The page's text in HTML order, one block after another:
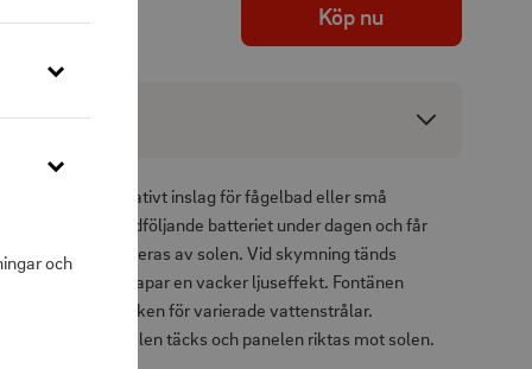
och
Köp nu
är ett dekorativt inslag för fågelbad eller små
laddar det medföljande batteriet under dagen och får
när pumpen aktiveras av solen. Vid skymning tänds
(RGB) och skapar en vacker ljuseffekt. Fontänen
munstycken för varierade vattenstrålar.
där pumpdelen täcks och panelen riktas mot solen.